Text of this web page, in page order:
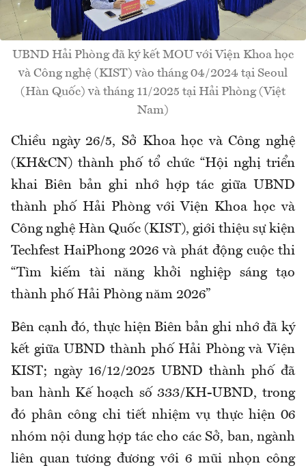
UBND Hải Phòng đã ký kết MOU với Viện Khoa học
và Công nghệ (KIST) vào tháng 04/2024 tại Seoul
(Hàn Quốc) và tháng 11/2025 tại Hải Phòng (Việt
Nam)
Chiều ngày 26/5, Sở Khoa học và Công nghệ
(KH&CN) thành phố tổ chức “Hội nghị triển
khai Biên bản ghi nhớ hợp tác giữa UBND
thành phố Hải Phòng với Viện Khoa học và
Công nghệ Hàn Quốc (KIST), giới thiệu sự kiện
Techfest HaiPhong 2026 và phát động cuộc thi
“Tìm kiếm tài năng khởi nghiệp sáng tạo
thành phố Hải Phòng năm 2026”
Bên cạnh đó, thực hiện Biên bản ghi nhớ đã ký
kết giữa UBND thành phố Hải Phòng và Viện
KIST; ngày 16/12/2025 UBND thành phố đã
ban hành Kế hoạch số 333/KH-UBND, trong
đó phân công chi tiết nhiệm vụ thực hiện 06
nhóm nội dung hợp tác cho các Sở, ban, ngành
liên quan tương đương với 6 mũi nhọn công